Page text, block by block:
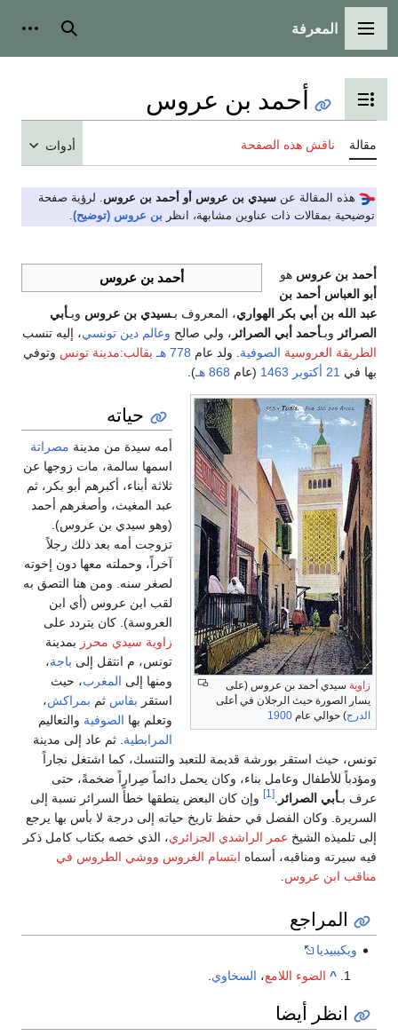
القائمة الرئيسية
المعرفة بحث
تبديل عرض جدول المحتويات
أحمد بن عروس
مقالة ناقش هذه الصفحة أدوات
هذه المقالة عن سيدي بن عروس أو أحمد بن عروس. لرؤية صفحة
توضيحية بمقالات ذات عناوين مشابهة، انظر بن عروس (توضيح).
أحمد بن عروس أحمد بن عروس هو
أبو العباس أحمد بن
عبد الله بن أبي بكر الهواري، المعروف بـسيدي بن عروس وبـأبي
الصرائر وبـأحمد أبي الصرائر ، ولي صالح وعالم دين تونسي، إليه تنسب
الطريقة العروسية الصوفية . ولد عام 778 هـ بقالب:مدينة تونس وتوفي
بها في 21 أكتوبر 1463 (عام 868 هـ ).
زاوية سيدي أحمد بن عروس (على
يسار الصورة حيث الرجلان في أعلى
الدرج) حوالي عام 1900
حياته
أمه سيدة من مدينة مصراتة
اسمها سالمة، مات زوجها عن
ثلاثة أبناء، أكبرهم أبو بكر، ثم
عبد المغيث، وأصغرهم أحمد
(وهو سيدي بن عروس).
تزوجت أمه بعد ذلك رجلاً
آخراً، وحملته معها دون إخوته
لصغر سنه. ومن هنا التصق به
لقب ابن عروس (أي ابن
العروسة). كان يتردد على
زاوية سيدي محرز بمدينة
تونس، م انتقل إلى باجة،
ومنها إلى المغرب، حيث
استقر بفاس ثم بمراكش،
وتعلم بها الصوفية والتعاليم
المرابطية. ثم عاد إلى مدينة
تونس، حيث استقر بورشة قديمة للتعبد والتنسك، كما اشتغل نجاراً
ومؤدباً للأطفال وعامل بناء، وكان يحمل دائماً صِراراً ضخمةً، حتى
عرف بـأبي الصرائر .
[1]
وإن كان البعض ينطقها خطأً السرائر نسبة إلى
السريرة. وكان الفضل في حفظ تاريخ حياته إلى درجة لا بأس بها يرجع
إلى تلميذه الشيخ عمر الراشدي الجزائري، الذي خصه بكتاب كامل ذكر
فيه سيرته ومناقبه، أسماه ابتسام الغروس ووشي الطروس في
مناقب ابن عروس.
المراجع
ويكيبيديا
^ الضوء اللامع، السخاوي
انظر أيضا